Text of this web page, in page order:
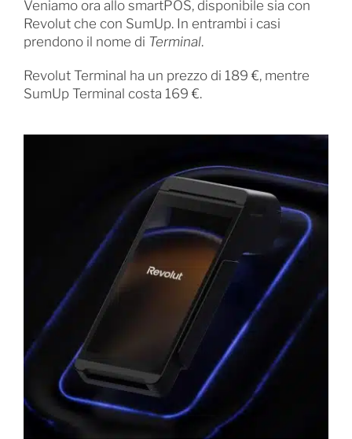
Veniamo ora allo smartPOS, disponibile sia con
Revolut che con SumUp. In entrambi i casi
prendono il nome di Terminal.
Revolut Terminal ha un prezzo di 189 €, mentre
SumUp Terminal costa 169 €.